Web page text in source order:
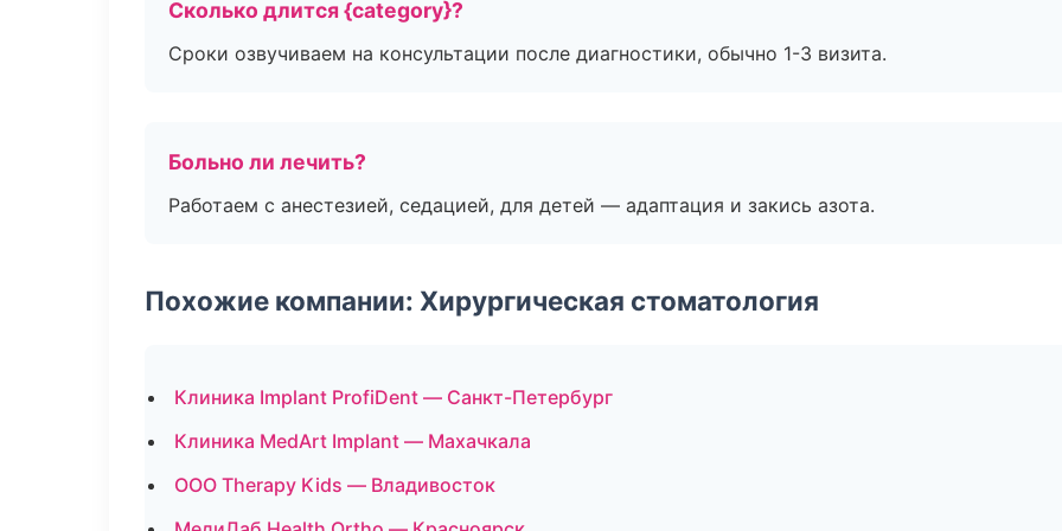
Сколько длится {category}?
Сроки озвучиваем на консультации после диагностики, обычно 1-3 визита.
Больно ли лечить?
Работаем с анестезией, седацией, для детей — адаптация и закись азота.
Похожие компании: Хирургическая стоматология
Клиника Implant ProfiDent — Санкт-Петербург
Клиника MedArt Implant — Махачкала
ООО Therapy Kids — Владивосток